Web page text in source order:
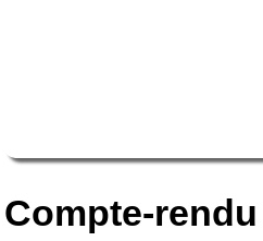
Compte-